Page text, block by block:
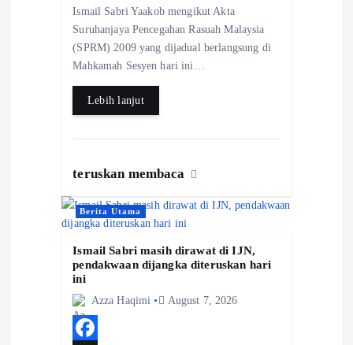
o
o
t
s
a
r
Ismail Sabri Yaakob mengikut Akta
Suruhanjaya Pencegahan Rasuah Malaysia
(SPRM) 2009 yang dijadual berlangsung di
Mahkamah Sesyen hari ini…
Lebih lanjut
teruskan membaca
Berita Utama
Ismail Sabri masih dirawat di IJN,
pendakwaan dijangka diteruskan hari
ini
Azza Haqimi August 7, 2026